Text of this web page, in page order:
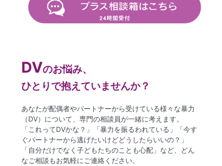
DVのお悩み、
ひとりで抱えていませんか？
あなたが配偶者やパートナーから受けている様々な暴力
（DV）について、専門の相談員が一緒に考えます。
「これってDVかな？」「暴力を振るわれている」「今す
ぐパートナーから逃げたいけどどうしたらいいの？」
「自分だけでなく子どもたちのことも心配」など、どん
なご相談もお気軽にご連絡ください。